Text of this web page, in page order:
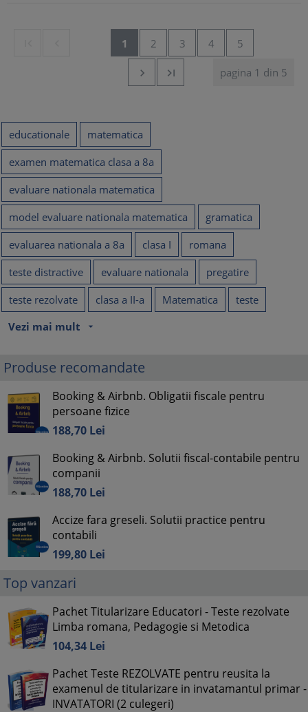
1 2 3 4 5
pagina 1 din 5


educationale
matematica
examen matematica clasa a 8a
evaluare nationala matematica
model evaluare nationala matematica
gramatica
evaluarea nationala a 8a
clasa I
romana
teste distractive
evaluare nationala
pregatire
teste rezolvate
clasa a II-a Matematica
teste
Vezi mai mult
arrow_drop_down
Produse recomandate
Booking & Airbnb. Obligatii fiscale pentru
persoane fizice
188,70 Lei
Booking & Airbnb. Solutii fiscal-contabile pentru
companii
188,70 Lei
Accize fara greseli. Solutii practice pentru
contabili
199,80 Lei
Top vanzari
Pachet Titularizare Educatori - Teste rezolvate
Limba romana, Pedagogie si Metodica
104,34 Lei
Pachet Teste REZOLVATE pentru reusita la
examenul de titularizare in invatamantul primar -
INVATATORI (2 culegeri)